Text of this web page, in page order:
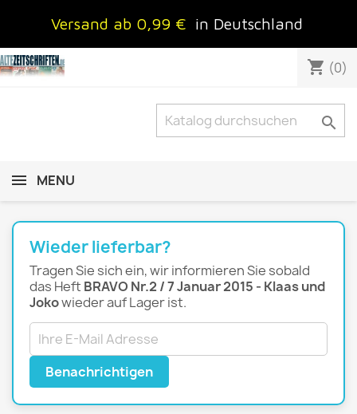
Versand ab 0,99 € in Deutschland
shopping_cart (0)

MENU
Wieder lieferbar?
Tragen Sie sich ein, wir informieren Sie sobald
das Heft BRAVO Nr.2 / 7 Januar 2015 - Klaas und
Jokowieder auf Lager ist.
Benachrichtigen